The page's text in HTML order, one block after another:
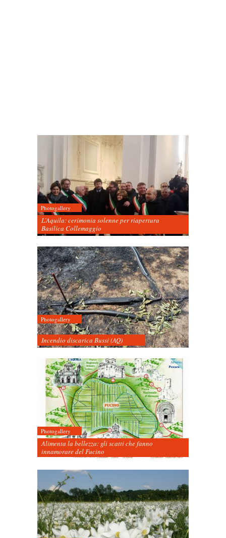
Photogallery
L’Aquila: cerimonia solenne per riapertura
Basilica Collemaggio
Photogallery
Incendio discarica Bussi (AQ)
Photogallery
Alimenta la bellezza: gli scatti che fanno
innamorare del Fucino